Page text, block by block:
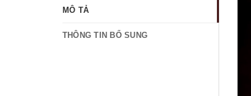
MÔ TẢ
THÔNG TIN BỔ SUNG